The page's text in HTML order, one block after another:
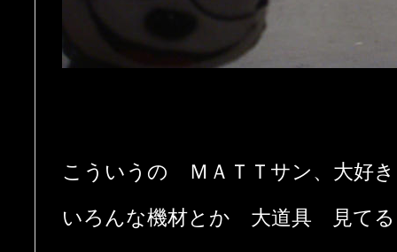
こういうの ＭＡＴＴサン、大好
いろんな機材とか 大道具 見てる